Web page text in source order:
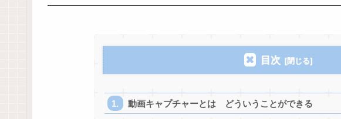
目次
動画キャプチャーとは どういうことができる